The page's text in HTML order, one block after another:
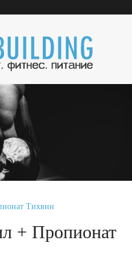
Тихвин
+ Пропионат